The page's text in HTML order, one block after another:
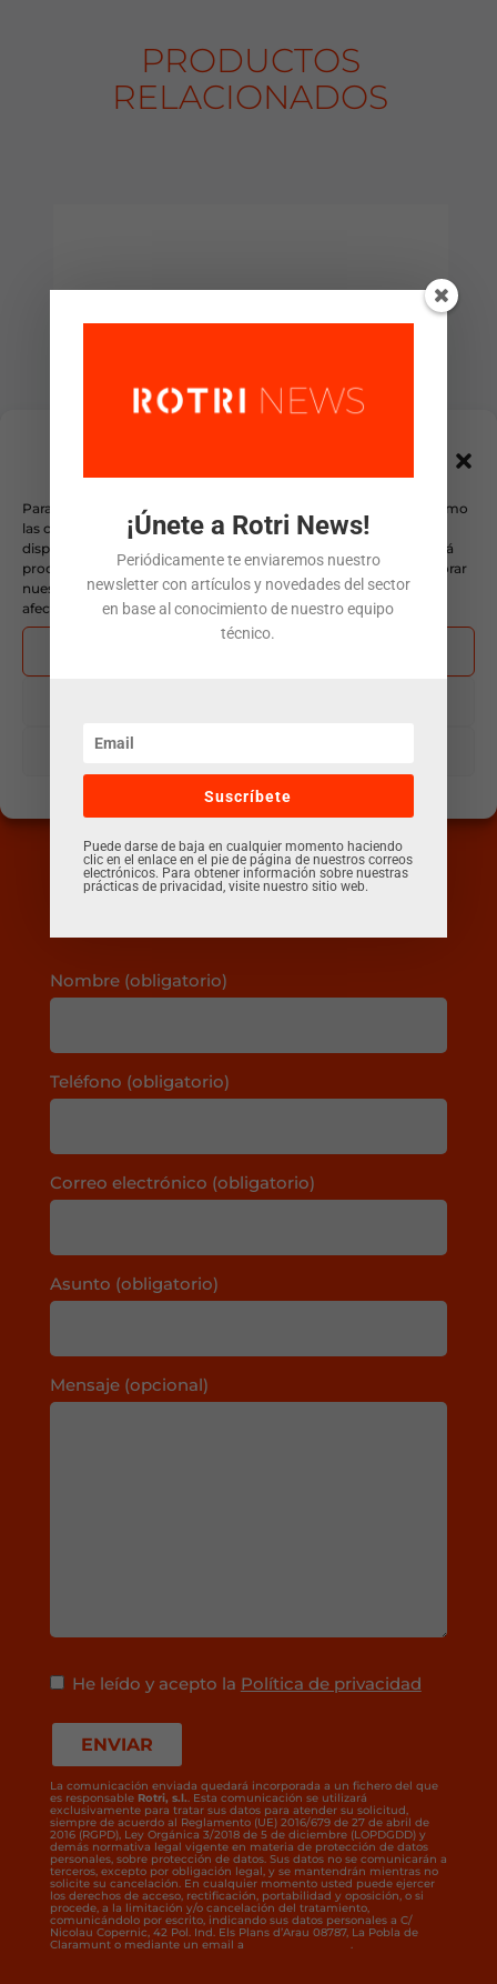
cookies
Para ofrecer las mejores experiencias, utilizamos tecnologías como
las cookies para almacenar y/o acceder a la información del
dispositivo. El consentimiento de estas tecnologías nos permitirá
procesar datos como el comportamiento de navegación y mejorar
nuestra web. No consentir o retirar el consentimiento, puede
afectar negativamente a ciertas características y funciones.
Política de privacidad
PRODUCTOS
RELACIONADOS
Cartón Nido de Abeja
¿Podemos ayudarte?
Contáctanos
Nombre (obligatorio)
Teléfono (obligatorio)
Correo electrónico (obligatorio)
Asunto (obligatorio)
Mensaje (opcional)
He leído y acepto la Política de privacidad
La comunicación enviada quedará incorporada a un fichero del que
es responsable Rotri, s.l. . Esta comunicación se utilizará
exclusivamente para tratar sus datos para atender su solicitud,
siempre de acuerdo al Reglamento (UE) 2016/679 de 27 de abril de
2016 (RGPD), Ley Orgánica 3/2018 de 5 de diciembre (LOPDGDD) y
demás normativa legal vigente en materia de protección de datos
personales, sobre protección de datos. Sus datos no se comunicarán a
terceros, excepto por obligación legal, y se mantendrán mientras no
solicite su cancelación. En cualquier momento usted puede ejercer
los derechos de acceso, rectificación, portabilidad y oposición, o si
procede, a la limitación y/o cancelación del tratamiento,
comunicándolo por escrito, indicando sus datos personales a C/
Nicolau Copernic, 42 Pol. Ind. Els Plans d’Arau 08787, La Pobla de
Claramunt o mediante un email a
¡Únete a Rotri News!
Periódicamente te enviaremos nuestro
newsletter con artículos y novedades del sector
en base al conocimiento de nuestro equipo
técnico.
Suscríbete
Puede darse de baja en cualquier momento haciendo
clic en el enlace en el pie de página de nuestros correos
electrónicos. Para obtener información sobre nuestras
prácticas de privacidad, visite nuestro sitio web.